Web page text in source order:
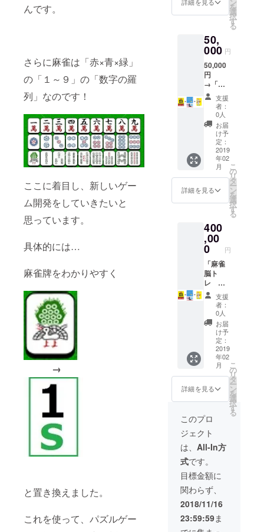
んです。
さらに麻雀は「赤×青×緑」
の「１～９」の「数字の羅
列」なのです！
ここに着目し、新しいゲー
ム開発をしていきたいと
思っています。
具体的には…
麻雀牌をわかりやすく
→
と置き換えました。
これを使って、パズルゲー
雀戦術
新デジ
術指南
書」冊
子版
を
選
択
す
る
50,
000 円
50,000
円
→「麻
雀脳ト
レ 麻
雀と英
語を科
学す
る！」
冊子版
＆「絶
対に負
けない
最強麻
雀戦術
新デジ
術指南
書」冊
子版＆
麻雀付
録シー
ト＋麻
雀脳ト
レくん
（ぬい
ぐる
み）
支援
者：
0人
お届
け予
定：
2019
年02
月
詳細を見る
こ
の
リ
タ
ー
ン
を
選
択
す
る
400
,00
0 円
「麻雀
脳ト
レ 麻
雀と英
語を科
学す
る！」
冊子版
100冊＆
「絶対
に負け
ない最
強麻雀
戦術新
デジタ
ル戦術
指南
書」冊
子版100
冊＆麻
雀付録
シート
＋麻雀
脳トレ
くん
（ぬい
ぐる
み）100
個
支援
者：
0人
お届
け予
定：
2019
年02
月
詳細を見る
こ
の
リ
タ
ー
ン
を
選
択
す
る
このプロ
ジェクト
は、 All-In方
式です。
目標金額に
関わらず、
2018/11/16
23:59:59ま